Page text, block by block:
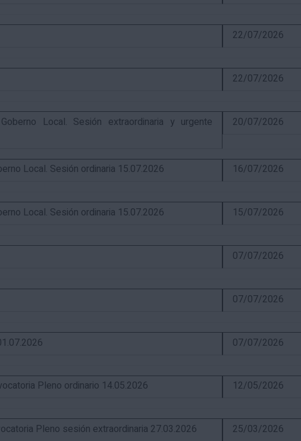
22/07/2026
22/07/2026
Local. Sesión extraordinaria y urgente
20/07/2026
Local. Sesión ordinaria 15.07.2026 16/07/2026
Local. Sesión ordinaria 15.07.2026 15/07/2026
07/07/2026
07/07/2026
07/07/2026
Pleno ordinario 14.05.2026 12/05/2026
Pleno sesión extraordinaria 27.03.2026 25/03/2026